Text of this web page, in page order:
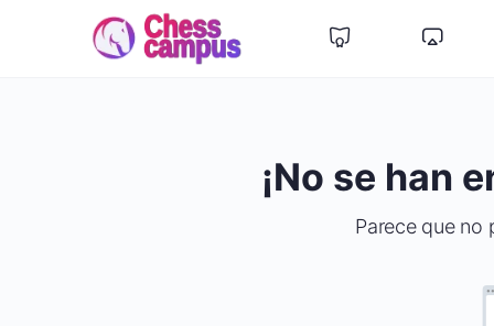
¡No se han
Parece que no